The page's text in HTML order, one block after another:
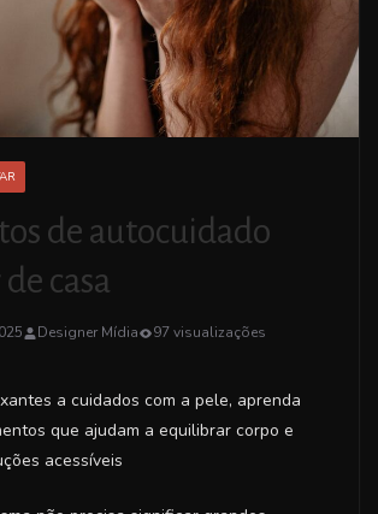
de autocuidado
casa
Designer Mídia
97 visualizações
a cuidados com a pele, aprenda
que ajudam a equilibrar corpo e
acessíveis